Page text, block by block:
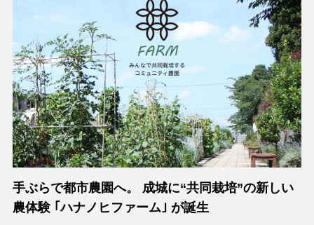
手ぶらで都市農園へ。 成城に“共同栽培”の新しい
農体験 ｢ハナノヒファーム｣ が誕生